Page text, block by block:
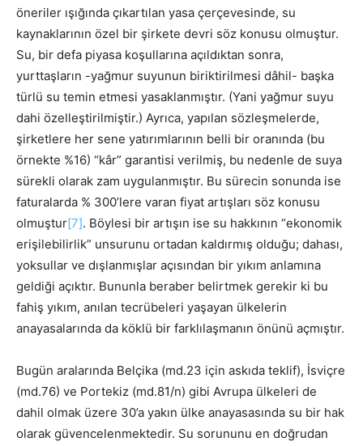
öneriler ışığında çıkartılan yasa çerçevesinde, su
kaynaklarının özel bir şirkete devri söz konusu olmuştur.
Su, bir defa piyasa koşullarına açıldıktan sonra,
yurttaşların -yağmur suyunun biriktirilmesi dâhil- başka
türlü su temin etmesi yasaklanmıştır. (Yani yağmur suyu
dahi özelleştirilmiştir.) Ayrıca, yapılan sözleşmelerde,
şirketlere her sene yatırımlarının belli bir oranında (bu
örnekte %16) “kâr” garantisi verilmiş, bu nedenle de suya
sürekli olarak zam uygulanmıştır. Bu sürecin sonunda ise
faturalarda % 300’lere varan fiyat artışları söz konusu
olmuştur[7]. Böylesi bir artışın ise su hakkının “ekonomik
erişilebilirlik” unsurunu ortadan kaldırmış olduğu; dahası,
yoksullar ve dışlanmışlar açısından bir yıkım anlamına
geldiği açıktır. Bununla beraber belirtmek gerekir ki bu
fahiş yıkım, anılan tecrübeleri yaşayan ülkelerin
anayasalarında da köklü bir farklılaşmanın önünü açmıştır.
Bugün aralarında Belçika (md.23 için askıda teklif), İsviçre
(md.76) ve Portekiz (md.81/n) gibi Avrupa ülkeleri de
dahil olmak üzere 30’a yakın ülke anayasasında su bir hak
olarak güvencelenmektedir. Su sorununu en doğrudan